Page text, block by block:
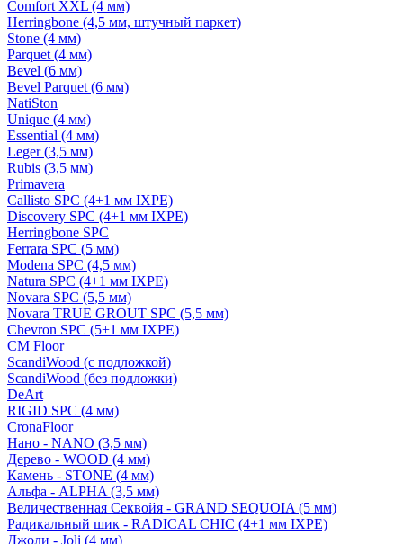
Comfort XXL (4 мм)
Herringbone (4,5 мм, штучный паркет)
Stone (4 мм)
Parquet (4 мм)
Bevel (6 мм)
Bevel Parquet (6 мм)
NatiSton
Unique (4 мм)
Essential (4 мм)
Leger (3,5 мм)
Rubis (3,5 мм)
Primavera
Callisto SPC (4+1 мм IXPE)
Discovery SPC (4+1 мм IXPE)
Herringbone SPC
Ferrara SPC (5 мм)
Modena SPC (4,5 мм)
Natura SPC (4+1 мм IXPE)
Novara SPC (5,5 мм)
Novara TRUE GROUT SPC (5,5 мм)
Chevron SPC (5+1 мм IXPE)
CM Floor
ScandiWood (с подложкой)
ScandiWood (без подложки)
DeArt
RIGID SPC (4 мм)
CronaFloor
Нано - NANO (3,5 мм)
Дерево - WOOD (4 мм)
Камень - STONE (4 мм)
Альфа - ALPHA (3,5 мм)
Величественная Секвойя - GRAND SEQUOIA (5 мм)
Радикальный шик - RADICAL CHIC (4+1 мм IXPE)
Джоли - Joli (4 мм)